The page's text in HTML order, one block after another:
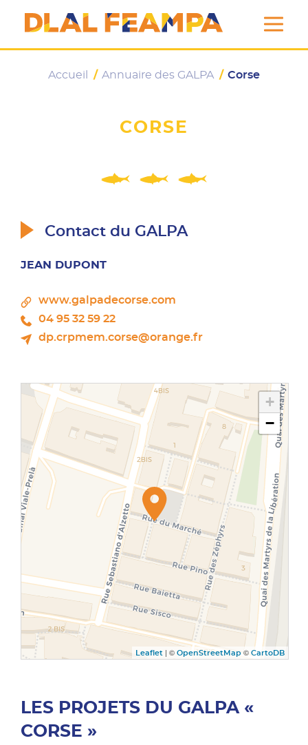
DLAL FEAMPA
Accueil / Annuaire des GALPA / Corse
CORSE
Contact du GALPA
JEAN DUPONT
www.galpadecorse.com
04 95 32 59 22
dp.crpmem.corse@orange.fr
+
−
Leaflet | © OpenStreetMap © CartoDB
LES PROJETS DU GALPA «
CORSE »